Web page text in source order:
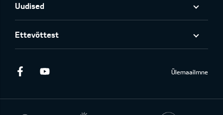
Uudised
Ettevõttest
Facebook Ülemaailmne